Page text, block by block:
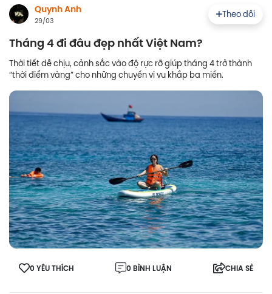
Quynh Anh
29/03
Theo dõi
Tháng 4 đi đâu đẹp nhất Việt Nam?
Thời tiết dễ chịu, cảnh sắc vào độ rực rỡ giúp tháng 4 trở thành
“thời điểm vàng” cho những chuyến vi vu khắp ba miền.
0 YÊU THÍCH 0 BÌNH LUẬN CHIA SẺ